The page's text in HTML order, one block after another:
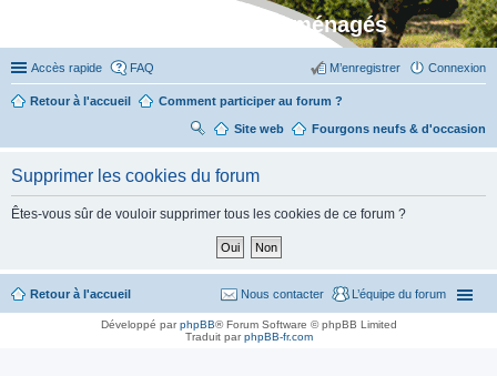
Stylevan - Vans aménagés
Accès rapide FAQ Connexion
M’enregistrer
Retour à l'accueil Comment participer au forum ?
Fourgons neufs & d'occasion
Site web
R
her
ch
Supprimer les cookies du forum
Êtes-vous sûr de vouloir supprimer tous les cookies de ce forum ?
Retour à l'accueil L’équipe du forum
Nous contacter
Développé parphpBB® Forum Software © phpBB Limited
Traduit parphpBB-fr.com